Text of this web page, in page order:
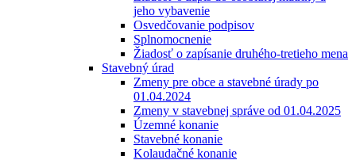
jeho vybavenie
Osvedčovanie podpisov
Splnomocnenie
Žiadosť o zapísanie druhého-tretieho mena
Stavebný úrad
Zmeny pre obce a stavebné úrady po
01.04.2024
Zmeny v stavebnej správe od 01.04.2025
Územné konanie
Stavebné konanie
Kolaudačné konanie